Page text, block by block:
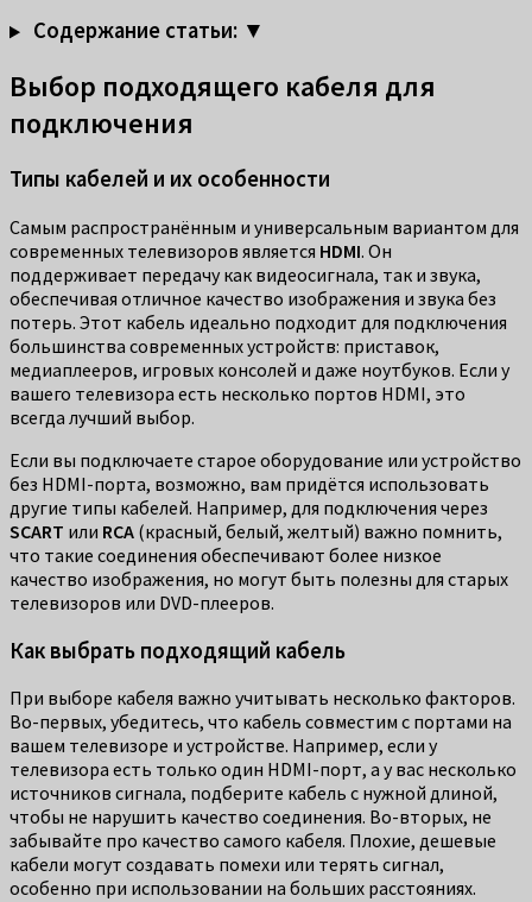
Содержание статьи: ▼
Выбор подходящего кабеля для
подключения
Типы кабелей и их особенности
Самым распространённым и универсальным вариантом для
современных телевизоров является HDMI. Он
поддерживает передачу как видеосигнала, так и звука,
обеспечивая отличное качество изображения и звука без
потерь. Этот кабель идеально подходит для подключения
большинства современных устройств: приставок,
медиаплееров, игровых консолей и даже ноутбуков. Если у
вашего телевизора есть несколько портов HDMI, это
всегда лучший выбор.
Если вы подключаете старое оборудование или устройство
без HDMI-порта, возможно, вам придётся использовать
другие типы кабелей. Например, для подключения через
SCART или RCA (красный, белый, желтый) важно помнить,
что такие соединения обеспечивают более низкое
качество изображения, но могут быть полезны для старых
телевизоров или DVD-плееров.
Как выбрать подходящий кабель
При выборе кабеля важно учитывать несколько факторов.
Во-первых, убедитесь, что кабель совместим с портами на
вашем телевизоре и устройстве. Например, если у
телевизора есть только один HDMI-порт, а у вас несколько
источников сигнала, подберите кабель с нужной длиной,
чтобы не нарушить качество соединения. Во-вторых, не
забывайте про качество самого кабеля. Плохие, дешевые
кабели могут создавать помехи или терять сигнал,
особенно при использовании на больших расстояниях.